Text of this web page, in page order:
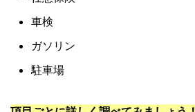
車検
ガソリン
駐車場